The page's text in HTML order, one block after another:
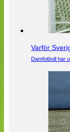
Varför
Damfotboll har